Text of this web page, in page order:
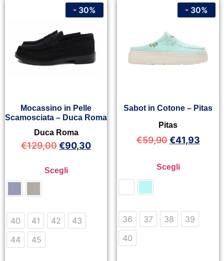
Mocassino in Pelle
Scamosciata – Duca Roma
Duca Roma
€129,00€90,30
Scegli
40 41 42
43
44
45
- 30%
Sabot in Cotone – Pitas
Pitas
€59,90 €41,93
Scegli
36 37 38
39
40
- 30%